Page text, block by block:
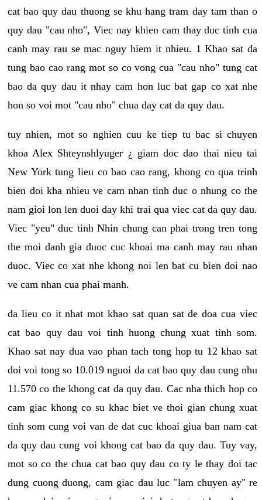
cat bao quy dau thuong se khu hang tram day tam than o
quy dau "cau nho", Viec nay khien cam thay duc tinh cua
canh may rau se mac nguy hiem it nhieu. 1 Khao sat da
tung bao cao rang mot so co vong cua "cau nho" tung cat
bao da quy dau it nhay cam hon luc bat gap co xat nhe
hon so voi mot "cau nho" chua day cat da quy dau.
tuy nhien, mot so nghien cuu ke tiep tu bac si chuyen
khoa Alex Shteynshlyuger ¿ giam doc dao thai nieu tai
New York tung lieu co bao cao rang, khong co qua trinh
bien doi kha nhieu ve cam nhan tinh duc o nhung co the
nam gioi lon len duoi day khi trai qua viec cat da quy dau.
Viec "yeu" duc tinh Nhin chung can phai trong tren tong
the moi danh gia duoc cuc khoai ma canh may rau nhan
duoc. Viec co xat nhe khong noi len bat cu bien doi nao
ve cam nhan cua phai manh.
da lieu co it nhat mot khao sat quan sat de doa cua viec
cat bao quy dau voi tinh huong chung xuat tinh som.
Khao sat nay dua vao phan tach tong hop tu 12 khao sat
doi voi tong so 10.019 nguoi da cat bao quy dau cung nhu
11.570 co the khong cat da quy dau. Cac nha thich hop co
cam giac khong co su khac biet ve thoi gian chung xuat
tinh som cung voi van de dat cuc khoai giua ban nam cat
da quy dau cung voi khong cat bao da quy dau. Tuy vay,
mot so co the chua cat bao quy dau co ty le thay doi tac
dung cuong duong, cam giac dau luc "lam chuyen ay" re